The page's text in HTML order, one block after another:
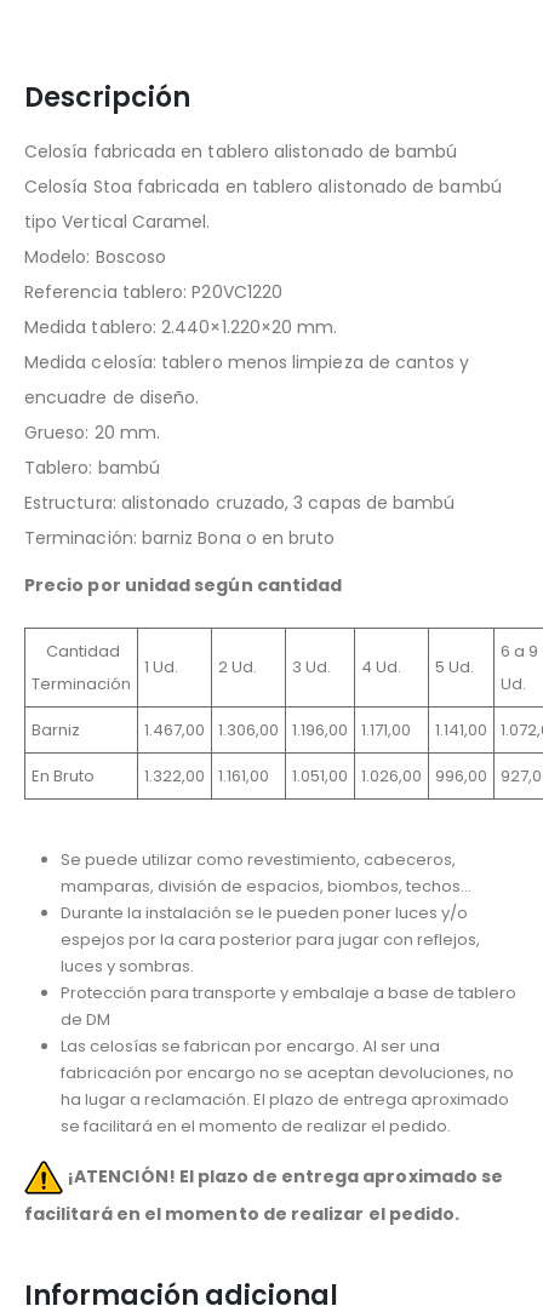
Descripción
Celosía fabricada en tablero alistonado de bambú
Celosía Stoa fabricada en tablero alistonado de bambú
tipo Vertical Caramel.
Modelo: Boscoso
Referencia tablero: P20VC1220
Medida tablero: 2.440×1.220×20 mm.
Medida celosía: tablero menos limpieza de cantos y
encuadre de diseño.
Grueso: 20 mm.
Tablero: bambú
Estructura: alistonado cruzado, 3 capas de bambú
Terminación: barniz Bona o en bruto
Precio por unidad según cantidad
Cantidad
Terminación
1 Ud. 2 Ud. 3 Ud. 4 Ud. 5 Ud.
6 a 9
Ud.
Barniz
1.467,00 1.306,00 1.196,00 1.171,00 1.141,00
En Bruto
1.322,00 1.161,00 1.051,00 1.026,00 996,00
Se puede utilizar como revestimiento, cabeceros,
mamparas, división de espacios, biombos, techos…
Durante la instalación se le pueden poner luces y/o
espejos por la cara posterior para jugar con reflejos,
luces y sombras.
Protección para transporte y embalaje a base de tablero
de DM
Las celosías se fabrican por encargo. Al ser una
fabricación por encargo no se aceptan devoluciones, no
ha lugar a reclamación. El plazo de entrega aproximado
se facilitará en el momento de realizar el pedido.
¡ATENCIÓN! El plazo de entrega aproximado se
facilitará en el momento de realizar el pedido.
Información adicional